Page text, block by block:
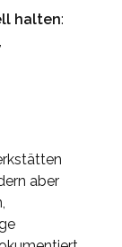
halten:
aber